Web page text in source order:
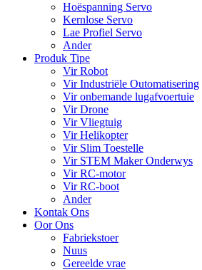
Hoëspanning Servo
Kernlose Servo
Lae Profiel Servo
Ander
Produk Tipe
Vir Robot
Vir Industriële Outomatisering
Vir onbemande lugafvoertuie
Vir Drone
Vir Vliegtuig
Vir Helikopter
Vir Slim Toestelle
Vir STEM Maker Onderwys
Vir RC-motor
Vir RC-boot
Ander
Kontak Ons
Oor Ons
Fabriekstoer
Nuus
Gereelde vrae